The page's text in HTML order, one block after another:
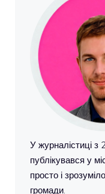
У журналістиці з
публікувався у
просто і
громади.